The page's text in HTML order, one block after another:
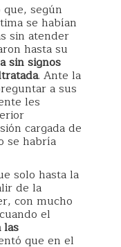
según
se habían
sin atender
hasta su
sin signos
. Ante la
a sus
les
cargada de
se habría
solo hasta la
de la
con mucho
el
las
que en el